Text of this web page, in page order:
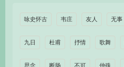
咏史怀古 韦庄 友人 无事
九日 杜甫 抒情 歌舞
思念 断肠 不可 仲殊